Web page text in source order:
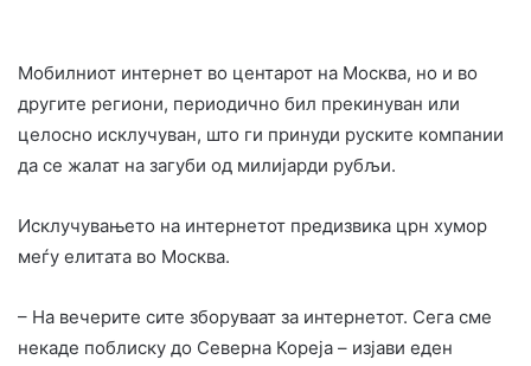
Мобилниот интернет во центарот на Москва, но и во
другите региони, периодично бил прекинуван или
целосно исклучуван, што ги принуди руските компании
да се жалат на загуби од милијарди рубљи.
Исклучувањето на интернетот предизвика црн хумор
меѓу елитата во Москва.
– На вечерите сите зборуваат за интернетот. Сега сме
некаде поблиску до Северна Кореја – изјави еден